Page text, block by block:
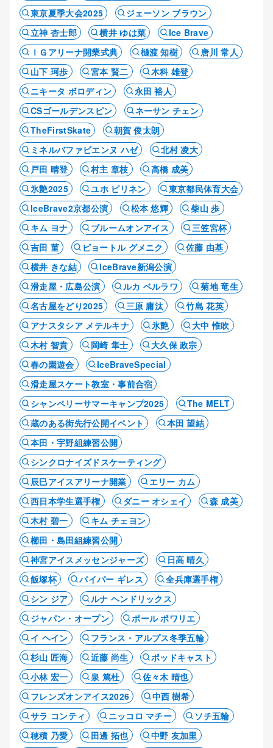
東京夏季大会2025
ジェーソン ブラウン
立神 杏士郎
横井 ゆは菜
Ice Brave
ＩＧアリーナ開業式典
樋渡 知樹
唐川 常人
山下 珂歩
宮本 賢二
木科 雄登
ニキータ ボロディン
永田 裕人
CSゴールデンスピン
ネーサン チェン
TheFirstSkate
朝賀 俊太朗
ミネルバファビエンヌ ハゼ
北村 凌大
戸田 晴登
村主 章枝
高橋 成美
氷艶2025
ユホ ピリネン
東京都民体育大会
IceBrave2京都公演
松本 悠輝
柴山 歩
キム ヨナ
ブルームオンアイス
三笠宮杯
吉田 菫
ピョートル グメニク
佐藤 由基
横井 きな結
IceBrave新潟公演
滑走屋・広島公演
ルカ ベルラワ
菊地 竜生
名古屋をどり2025
三原 庸汰
竹島 花英
アナスタシア メテルキナ
氷艶
大中 惟吹
木村 智貴
岡崎 隼士
大久保 政宗
春の園遊会
IceBraveSpecial
滑走屋スケート教室・事前合宿
シャンペリーサマーキャンプ2025
The MELT
蔵のある街先行公開イベント
本田 望結
本田・宇野組練習公開
シンクロナイズドスケーティング
辰巳アイスアリーナ開業
エリー カム
西日本学生選手権
ダニー オシェイ
森 成美
木村 碧一
キム チェヨン
櫛田・島田組練習公開
神宮アイスメッセンジャーズ
日高 晴久
飯塚杯
パイパー ギレス
全兵庫選手権
シン ジア
ルナ ヘンドリックス
ジャパン・オープン
ポール ポワリエ
イ ヘイン
フランス・アルプス冬季五輪
杉山 匠海
近藤 尚生
ポッドキャスト
小林 宏一
泉 篤杜
佐々木 晴也
フレンズオンアイス2026
中西 樹希
サラ コンティ
ニッコロ マチー
ソチ五輪
穂積 乃愛
田邊 拓也 中野 友加里